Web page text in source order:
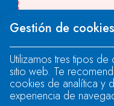
"text".
Se produjo un
"text".
Gestión de cookies
Utilizamos tres tipos
sitio web. Te
cookies de analítica y
experiencia de